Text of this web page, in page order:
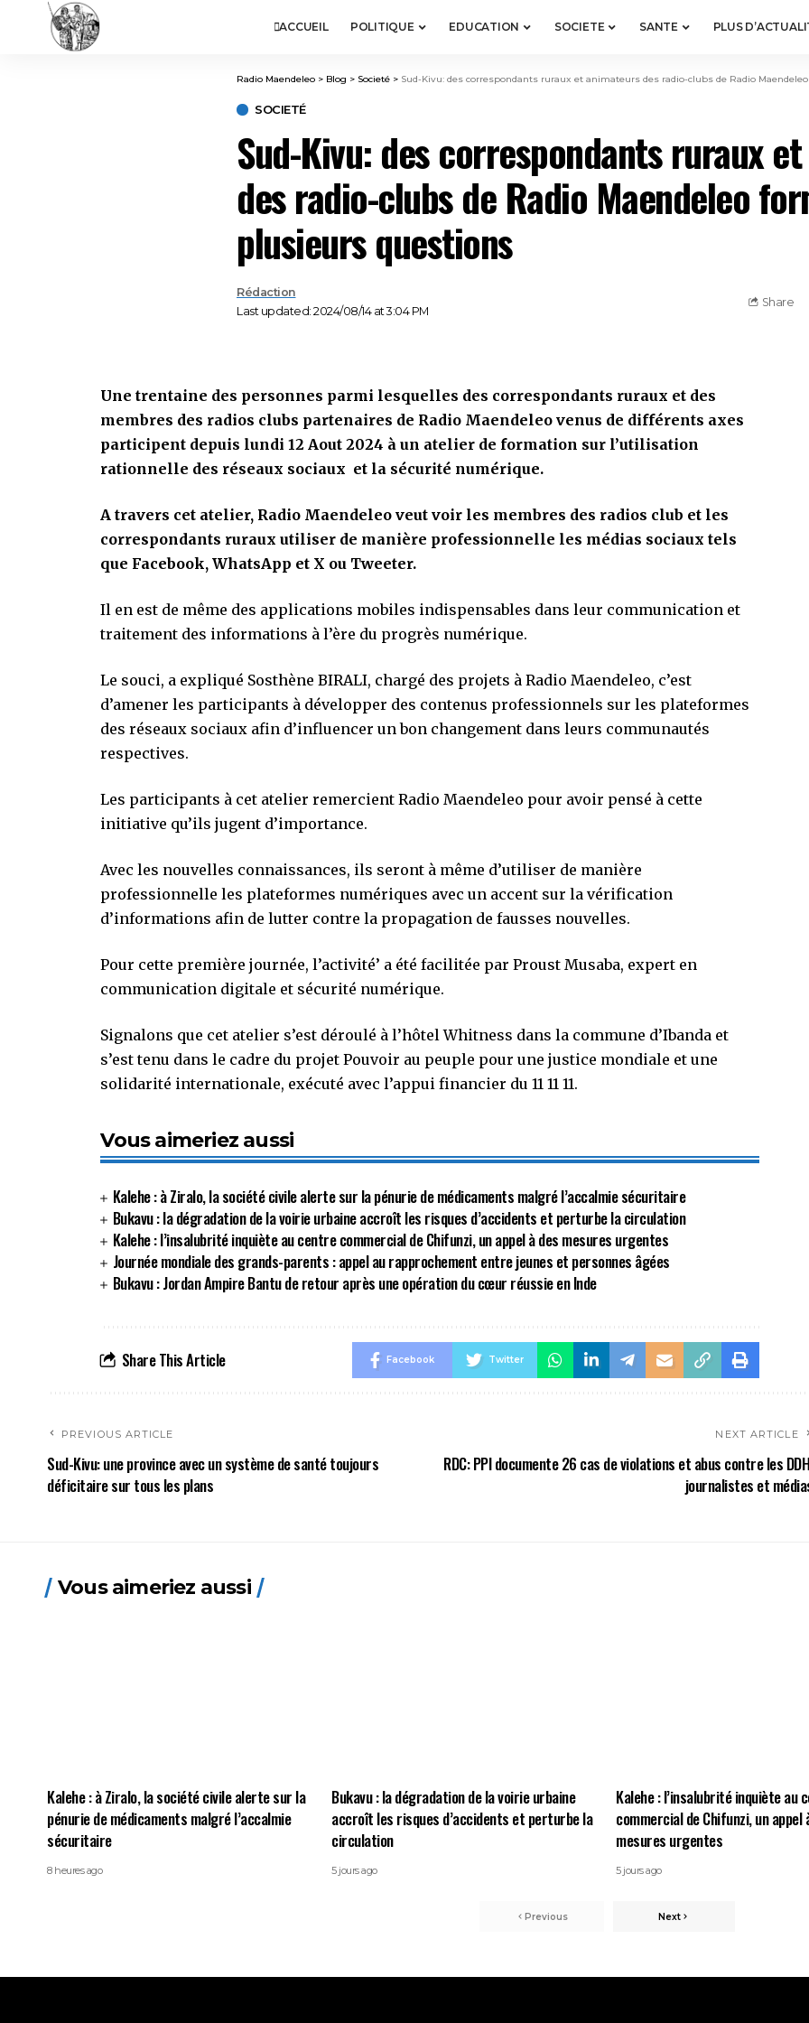
ACCUEIL POLITIQUE EDUCATION SOCIETE SANTE PLUS
Radio Maendeleo > Blog > Societé > Sud-Kivu: des correspondants ruraux et animateurs des radio-clubs de Radio
SOCIETÉ
Sud-Kivu: des correspondants ruraux
des radio-clubs de Radio Maendeleo
plusieurs questions
Last updated: 2024/08/14 at 3:04 PM
Rédaction
Share
Une trentaine des personnes parmi lesquelles des correspondants ruraux et des
membres des radios clubs partenaires de Radio Maendeleo venus de différents axes
participent depuis lundi 12 Aout 2024 à un atelier de formation sur l’utilisation
rationnelle des réseaux sociaux et la sécurité numérique.
A travers cet atelier, Radio Maendeleo veut voir les membres des radios club et les
correspondants ruraux utiliser de manière professionnelle les médias sociaux tels
que Facebook, WhatsApp et X ou Tweeter.
Il en est de même des applications mobiles indispensables dans leur communication et
traitement des informations à l’ère du progrès numérique.
Le souci, a expliqué Sosthène BIRALI, chargé des projets à Radio Maendeleo, c’est
d’amener les participants à développer des contenus professionnels sur les plateformes
des réseaux sociaux afin d’influencer un bon changement dans leurs communautés
respectives.
Les participants à cet atelier remercient Radio Maendeleo pour avoir pensé à cette
initiative qu’ils jugent d’importance.
Avec les nouvelles connaissances, ils seront à même d’utiliser de manière
professionnelle les plateformes numériques avec un accent sur la vérification
d’informations afin de lutter contre la propagation de fausses nouvelles.
Pour cette première journée, l’activité’ a été facilitée par Proust Musaba, expert en
communication digitale et sécurité numérique.
Signalons que cet atelier s’est déroulé à l’hôtel Whitness dans la commune d’Ibanda et
s’est tenu dans le cadre du projet Pouvoir au peuple pour une justice mondiale et une
solidarité internationale, exécuté avec l’appui financier du 11 11 11.
Vous aimeriez aussi
Kalehe : à Ziralo, la société civile alerte sur la pénurie de médicaments malgré l’accalmie sécuritaire
Bukavu : la dégradation de la voirie urbaine accroît les risques d’accidents et perturbe la circulation
Kalehe : l’insalubrité inquiète au centre commercial de Chifunzi, un appel à des mesures urgentes
Journée mondiale des grands-parents : appel au rapprochement entre jeunes et personnes âgées
Bukavu : Jordan Ampire Bantu de retour après une opération du cœur réussie en Inde
Share This Article Facebook Twitter
PREVIOUS ARTICLE
Sud-Kivu: une province avec un système de santé toujours
déficitaire sur tous les plans
NEXT ARTICLE
RDC: PPI documente 26 cas de violations et abus contre les
journalistes et
Vous aimeriez aussi
Kalehe : à Ziralo, la société civile alerte sur la
pénurie de médicaments malgré l’accalmie
sécuritaire
8 heures ago
Bukavu : la dégradation de la voirie urbaine
accroît les risques d’accidents et perturbe la
circulation
5 jours ago
Kalehe : l’insalubrité inquiète au
commercial de Chifunzi, un appel
mesures urgentes
5 jours ago
Previous Next